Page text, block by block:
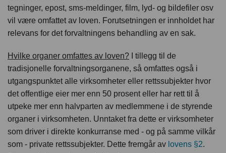
tegninger, epost, sms-meldinger, film, lyd- og bildefiler osv
vil være omfattet av loven. Forutsetningen er innholdet har
relevans for det forvaltningens behandling av en sak.
Hvilke organer omfattes av loven? I tillegg til de
tradisjonelle forvaltningsorganene, så omfattes også i
utgangspunktet alle virksomheter eller rettssubjekter hvor
det offentlige eier mer enn 50 prosent eller har rett til å
utpeke mer enn halvparten av medlemmene i de styrende
organer i virksomheten. Unntaket fra dette er virksomheter
som driver i direkte konkurranse med - og på samme vilkår
som - private rettssubjekter. Dette fremgår av lovens §2.